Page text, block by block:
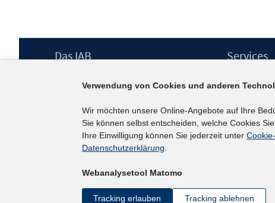
Footer
Das IAB
Berufsforschung (IAB) – unser Leitbild
Institutsleitung
Graduiertenprogramm
Befragungen
Projekte
Services
IAB-
Kontakt
Verwendung von Cookies und anderen
Wir möchten unsere Online-Angebote auf Ihre
Sie können selbst entscheiden, welche Cookies
Ihre Einwilligung können Sie jederzeit unter
Datenschutzerklärung.
Webanalysetool Matomo
Tracking erlauben Tracking ablehnen